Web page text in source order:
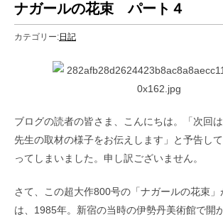
ナガールの花束 パート４
カテゴリー:日記
ブログの読者の皆さま、こんにちは。「次回
先生の取材の様子をお伝えします」と予告し
ってしまいました。申し訳ございません。
さて、この超大作800号の「ナガールの花束
は、1985年。新宿の当時の伊勢丹美術館で開